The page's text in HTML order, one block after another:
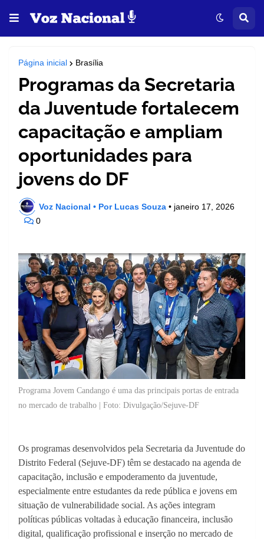
Página inicial Brasília
Programas da Secretaria
da Juventude fortalecem
capacitação e ampliam
oportunidades para
jovens do DF
Voz Nacional • Por Lucas Souza • janeiro 17, 2026
0
Programa Jovem Candango é uma das principais portas de entrada
no mercado de trabalho | Foto: Divulgação/Sejuve-DF
Os programas desenvolvidos pela Secretaria da Juventude do
Distrito Federal (Sejuve-DF) têm se destacado na agenda de
capacitação, inclusão e empoderamento da juventude,
especialmente entre estudantes da rede pública e jovens em
situação de vulnerabilidade social. As ações integram
políticas públicas voltadas à educação financeira, inclusão
digital, qualificação profissional e inserção no mercado de